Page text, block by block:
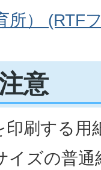
所） (RTF
意
印刷する用
イズの普